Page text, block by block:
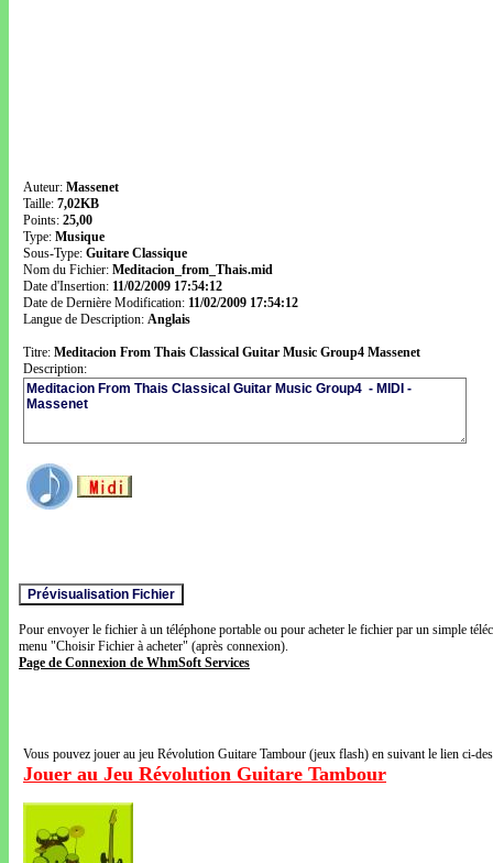
Auteur: Massenet
Taille: 7,02KB
Points: 25,00
Type: Musique
Sous-Type: Guitare Classique
Nom du Fichier: Meditacion_from_Thais.mid
Date d'Insertion: 11/02/2009 17:54:12
Date de Dernière Modification: 11/02/2009 17:54:12
Langue de Description: Anglais
Titre: Meditacion From Thais Classical Guitar Music Group4 Massenet
Description:
Pour envoyer le fichier à un téléphone portable ou pour acheter le fichier par un simple
menu "Choisir Fichier à acheter" (après connexion).
Page de Connexion de WhmSoft Services
Vous pouvez jouer au jeu Révolution Guitare Tambour (jeux flash) en suivant le lien ci-
Jouer au Jeu Révolution Guitare Tambour